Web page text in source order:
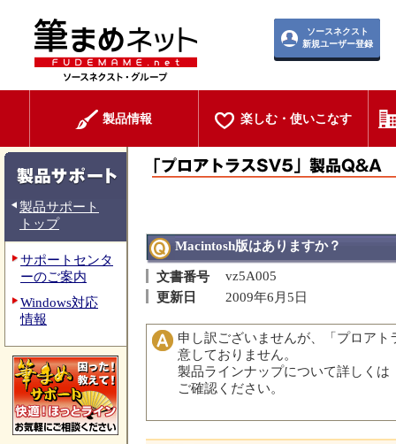
ソースネクスト
新規ユーザー登録
製品情報 楽しむ・使いこなす
製品サポート
トップ
サポートセンタ
ーのご案内
Windows対応
情報
Macintosh版はありますか？
文書番号
vz5A005
更新日
2009年6月5日
申し訳ございませんが、「プロアト
意しておりません。
製品ラインナップについて詳しくは
ご確認ください。